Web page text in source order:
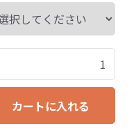
カートに入れる